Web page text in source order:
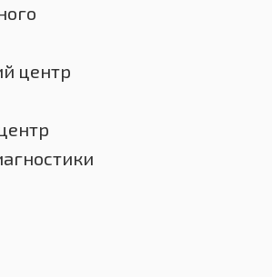
центр